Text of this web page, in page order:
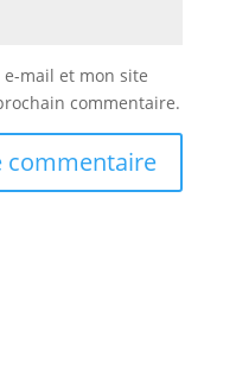
mail et mon site
commentaire.